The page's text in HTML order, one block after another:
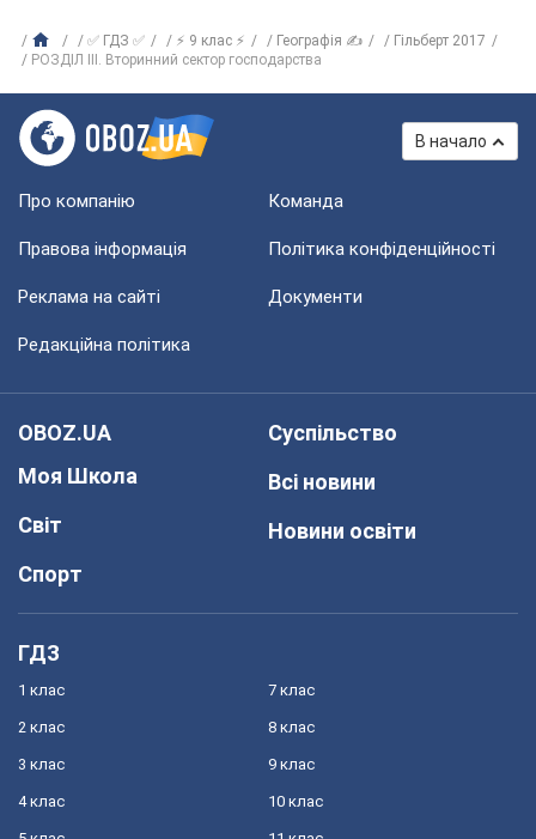
✅ ГДЗ ✅ ⚡ 9 клас ⚡ Географія ✍
Гільберт 2017
РОЗДІЛ ІII. Вторинний сектор господарства
В начало
Про компанію Команда
Правова інформація Політика конфіденційності
Реклама на сайті Документи
Редакційна політика
OBOZ.UA
Моя Школа
Світ
Спорт
Суспільство
Всі новини
Новини освіти
ГДЗ
1 клас
2 клас
3 клас
4 клас
7 клас
8 клас
9 клас
10 клас